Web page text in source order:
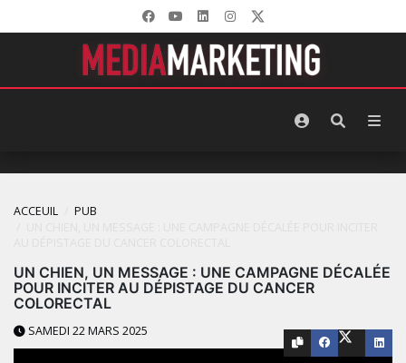
ACCEUIL
PUB
UN CHIEN, UN MESSAGE : UNE CAMPAGNE DÉCALÉE
POUR INCITER AU DÉPISTAGE DU CANCER
COLORECTAL
SAMEDI 22 MARS 2025